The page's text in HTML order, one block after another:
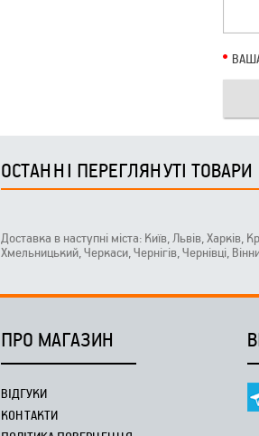
ОСТАННІ ПЕРЕГЛЯНУТІ ТОВАРИ
Доставка в наступні міста: Київ, Львів,
Хмельницький, Черкаси, Чернігів, Чернівці,
ПРО МАГАЗИН
ВІДГУКИ
КОНТАКТИ